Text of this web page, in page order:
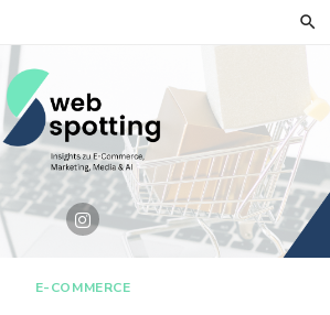
E-COMMERCE